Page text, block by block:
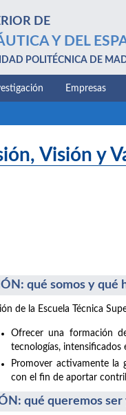
DE
Y DEL
POLITÉCNICA DE
Empresas
Visión y
qué somos y qué
de la Escuela Técnica
Ofrecer una formación
tecnologías, intensificados
Promover activamente la
con el fin de aportar
qué queremos